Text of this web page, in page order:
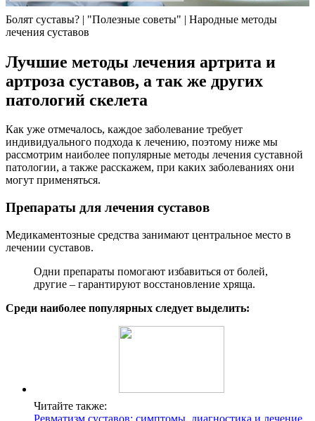
Болят суставы? | "Полезные советы" | Народные методы
лечения суставов
Лучшие методы лечения артрита и
артроза суставов, а так же других
патологий скелета
Как уже отмечалось, каждое заболевание требует
индивидуального подхода к лечению, поэтому ниже мы
рассмотрим наиболее популярные методы лечения суставной
патологии, а также расскажем, при каких заболеваниях они
могут применяться.
Препараты для лечения суставов
Медикаментозные средства занимают центральное место в
лечении суставов.
Одни препараты помогают избавиться от болей,
другие – гарантируют восстановление хряща.
Среди наиболее популярных следует выделить:
Читайте также:
Ревматизм суставов: симптомы, диагностика и лечение